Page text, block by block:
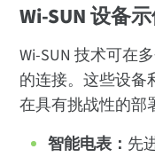
Wi-SUN 设备
Wi-SUN 技术可在
的连接。这些设备
在具有挑战性的部
智能电表： 先